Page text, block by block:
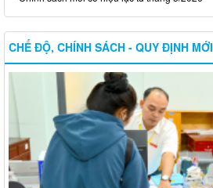
CHẾ ĐỘ, CHÍNH SÁCH - QUY ĐỊNH MỚI